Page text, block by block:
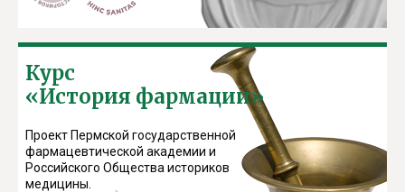
Курс
«История фармации»
Проект Пермской государственной
фармацевтической академии и
Российского Общества историков
медицины.